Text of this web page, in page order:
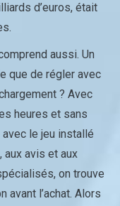
d’euros, était
aussi. Un
que de régler avec
? Avec
heures et sans
le jeu installé
aux avis et aux
on trouve
avant l’achat. Alors